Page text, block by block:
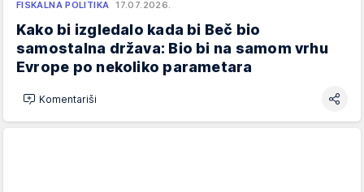
FISKALNA POLITIKA 17.07.2026.
Kako bi izgledalo kada bi Beč bio
samostalna država: Bio bi na samom vrhu
Evrope po nekoliko parametara
Komentariši